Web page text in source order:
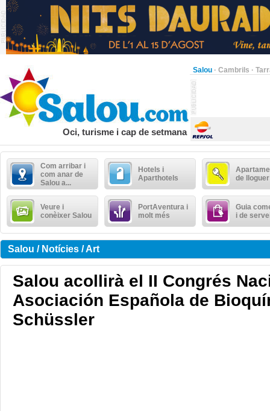
Salou · Cambrils ·
Oci, turisme i cap de setmana
Com arribar i
com anar de
Salou a...
Hotels i
Aparthotels
de lloguer
Veure i
conèixer Salou
PortAventura i
molt més
Guia
i de
Salou / Notícies / Art
Salou acollirà el II Congrés
Asociación Española de
Schüssler